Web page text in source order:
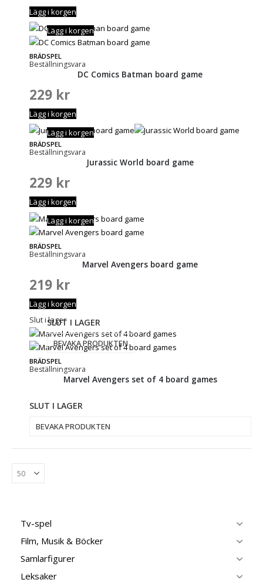
Lägg i korgen
BRÄDSPEL
Beställningsvara
Lägg i korgen
DC Comics Batman board game
229 kr
Lägg i korgen
BRÄDSPEL
Beställningsvara
Lägg i korgen
Jurassic World board game
229 kr
Lägg i korgen
BRÄDSPEL
Beställningsvara
Lägg i korgen
Marvel Avengers board game
219 kr
Lägg i korgen
Slut i lager
BRÄDSPEL
Beställningsvara
SLUT I LAGER
BEVAKA PRODUKTEN
Marvel Avengers set of 4 board games
SLUT I LAGER
BEVAKA PRODUKTEN
Tv-spel
Film, Musik & Böcker
Samlarfigurer
Leksaker